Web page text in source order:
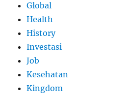
Global
Health
History
Investasi
Job
Kesehatan
Kingdom